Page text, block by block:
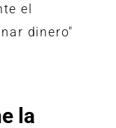
el
dinero"
la